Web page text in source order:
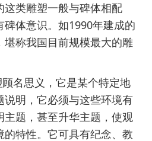
类雕塑一般与碑体相配
体意识。如1990年建成的
堪称我国目前规模最大的雕
思义，它是某个特定地
说明，它必须与这些环境有
题，甚至升华主题，使观
特性。它可具有纪念、教